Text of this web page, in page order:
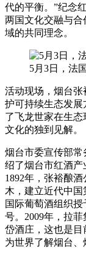
代的平衡。”纪念
两国文化交融与
域的共同理念。
5月3日，法
活动现场，烟台
护可持续生态发
了飞龙世家在生
文化的独到见解。
烟台市委宣传部
绍了烟台市红酒产
1892年，张裕酿
木，建立近代中国
国际葡萄酒组织授
号。2009年，拉
岱酒庄，这也是
为世界了解烟台、